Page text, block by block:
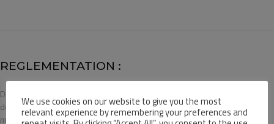
REGLEMENTATION :
Demande de
désignation d'un
mandataire ad hoc
We use cookies on our website to give you the most
relevant experience by remembering your preferences and